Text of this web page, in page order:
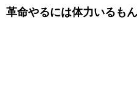
革命やるには体力いるも